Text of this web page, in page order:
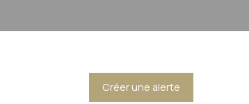
Créer une alerte